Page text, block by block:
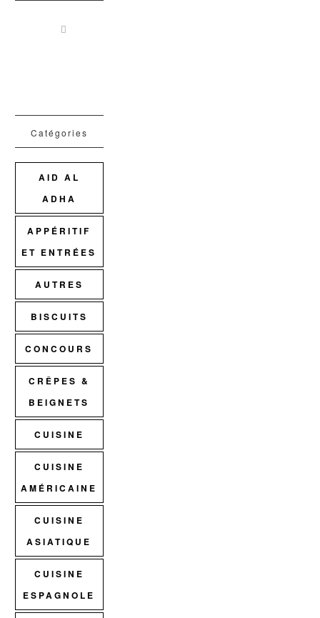
Catégories
AID AL
ADHA
APPÉRITIF
ET ENTRÉES
AUTRES
BISCUITS
CONCOURS
CRÊPES &
BEIGNETS
CUISINE
CUISINE
AMÉRICAINE
CUISINE
ASIATIQUE
CUISINE
ESPAGNOLE